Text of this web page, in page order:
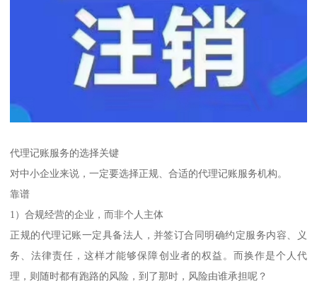
代理记账服务的选择关键
对中小企业来说，一定要选择正规、合适的代理记账服务机构。
靠谱
1）合规经营的企业，而非个人主体
正规的代理记账一定具备法人，并签订合同明确约定服务内容、义
务、法律责任，这样才能够保障创业者的权益。而换作是个人代
理，则随时都有跑路的风险，到了那时，风险由谁承担呢？